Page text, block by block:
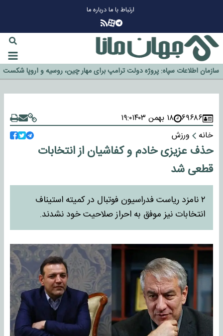
ارتباط با مادرباره ما
گزینه جدایی اوسمار روی میز مدیران پرسپولیس
آیا رئیس جمهور آمریکا قانون را دور می‌زند؟
اخراج رسمی چهره نامدار از پرسپولیس
سازمان اطلاعات سپاه: پروژه دولت ترامپ برای مهار چین، روسیه و اروپا شکست
خورد
۶۹۶۸۶ ۱۸ بهمن ۱۴۰۳
۱۹:۰
خانه
ورزش
حذف عزیزی خادم و کفاشیان از انتخابات
قطعی شد
۲ نامزد ریاست فدراسیون فوتبال در کمیته استیناف
انتخابات نیز موفق به احراز صلاحیت خود نشدند.